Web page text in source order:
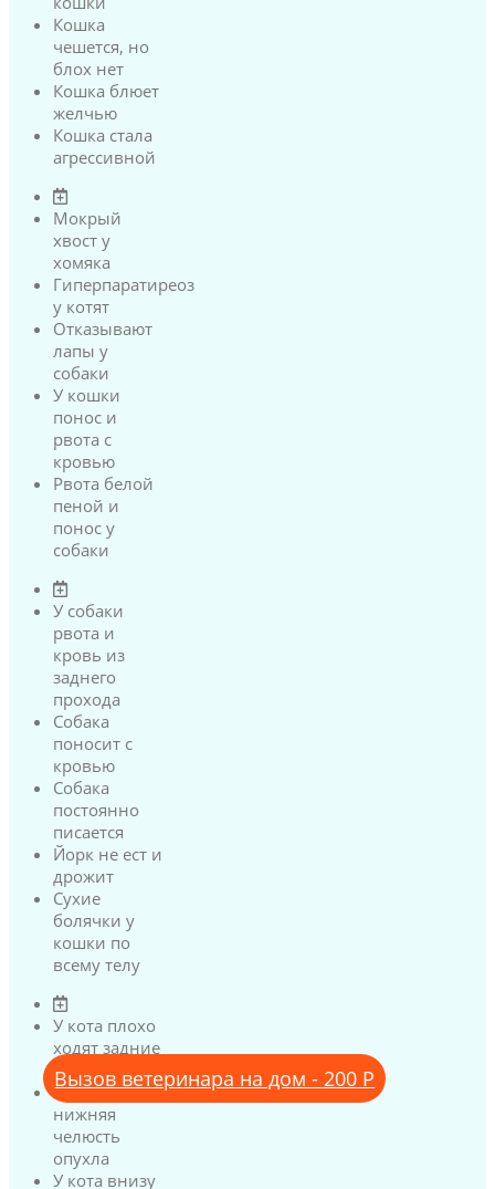
Вызов ветеринара на дом - 200 Р
Кошка
чешется, но
блох нет
Кошка блюет
желчью
Кошка стала
агрессивной
Мокрый
хвост у
хомяка
Гиперпаратиреоз
у котят
Отказывают
лапы у
собаки
У кошки
понос и
рвота с
кровью
Рвота белой
пеной и
понос у
собаки
У собаки
рвота и
кровь из
заднего
прохода
Собака
поносит с
кровью
Собака
постоянно
писается
Йорк не ест и
дрожит
Сухие
болячки у
кошки по
всему телу
У кота плохо
ходят задние
лапы
У кота
нижняя
челюсть
опухла
У кота внизу